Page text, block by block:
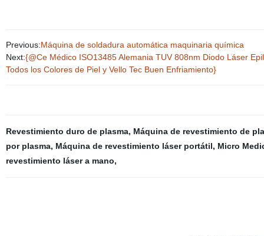
Previous:Máquina de soldadura automática maquinaria química
Next:{@Ce Médico ISO13485 Alemania TUV 808nm Diodo Láser
Todos los Colores de Piel y Vello Tec Buen Enfriamiento}
Revestimiento duro de plasma, Máquina de revestimiento de
por plasma, Máquina de revestimiento láser portátil, Micro
revestimiento láser a mano,